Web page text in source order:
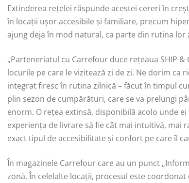
Extinderea rețelei răspunde acestei cereri în
în locații ușor accesibile și familiare, precum
ajung deja în mod natural, ca parte din rutina lor
„Parteneriatul cu Carrefour duce rețeaua SHIP
locurile pe care le vizitează zi de zi. Ne dorim
integrat firesc în rutina zilnică – făcut în timpul
plin sezon de cumpărături, care se va prelungi
enorm. O rețea extinsă, disponibilă acolo unde
experiența de livrare să fie cât mai intuitivă,
exact tipul de accesibilitate și confort pe care îl
În magazinele Carrefour care au un punct
zonă. În celelalte locații, procesul este